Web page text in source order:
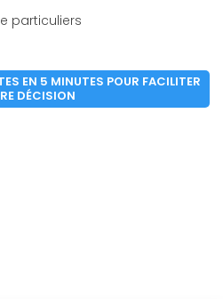
particuliers
EN 5 MINUTES POUR FACILITER
DÉCISION